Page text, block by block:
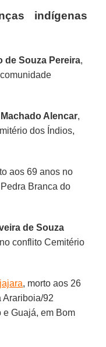
indígenas
de Souza Pereira,
Alencar,
dos Índios,
aos 69 anos no
Branca do
de Souza
conflito Cemitério
, morto aos 26
Arariboia/92
Guajá, em Bom